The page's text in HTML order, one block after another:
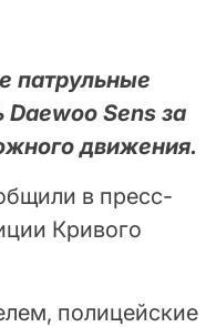
патрульные
Sens за
движения.
в пресс-
Кривого
полицейские